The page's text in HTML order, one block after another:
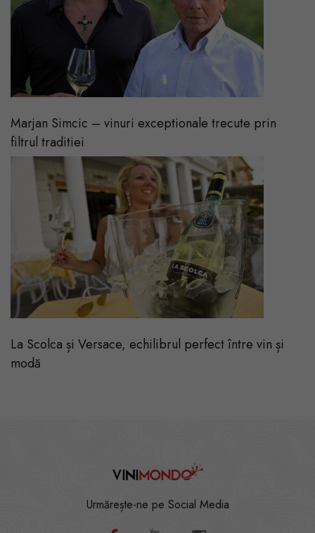
Marjan Simcic – vinuri exceptionale trecute prin
filtrul traditiei
La Scolca și Versace, echilibrul perfect între vin și
modă
Urmărește-ne pe Social Media